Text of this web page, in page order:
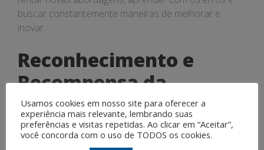
buscar constantemente maneiras de melhorar e
inovar.
Reconhecimento e
Recompensa da
Inovação
Os líderes visionários reconhecem e recompensam a
Usamos cookies em nosso site para oferecer a
experiência mais relevante, lembrando suas
preferências e visitas repetidas. Ao clicar em “Aceitar”,
você concorda com o uso de TODOS os cookies.